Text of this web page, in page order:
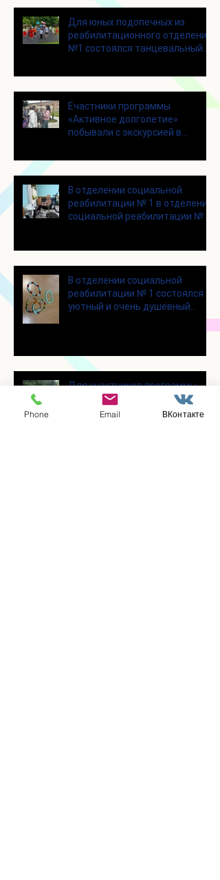
Для юных подопечных из
реабилитационного отделения
№1 состоялся танцевальный
Eчастники программы
«Активное долголетие»
побывали с экскурсией в
В отделении социальной
реабилитации № 1 в отделении
социальной реабилитации № 1
В отделении социальной
реабилитации № 1 состоялся
уютный и очень душевный
Для участников программы
«Активное долголетие»
прошло очередное занятие по
Phone Email ВКонтакте